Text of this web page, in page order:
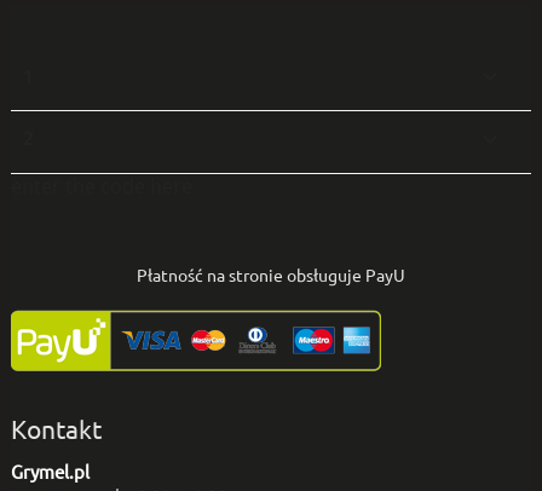
Płatność na stronie obsługuje PayU
Kontakt
Grymel.pl